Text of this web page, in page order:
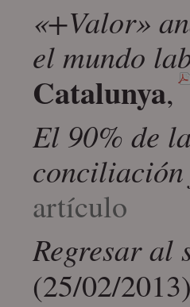
«+Valor»
el mundo
Catalunya,
El 90% de
artículo
Regresar al
(25/02/